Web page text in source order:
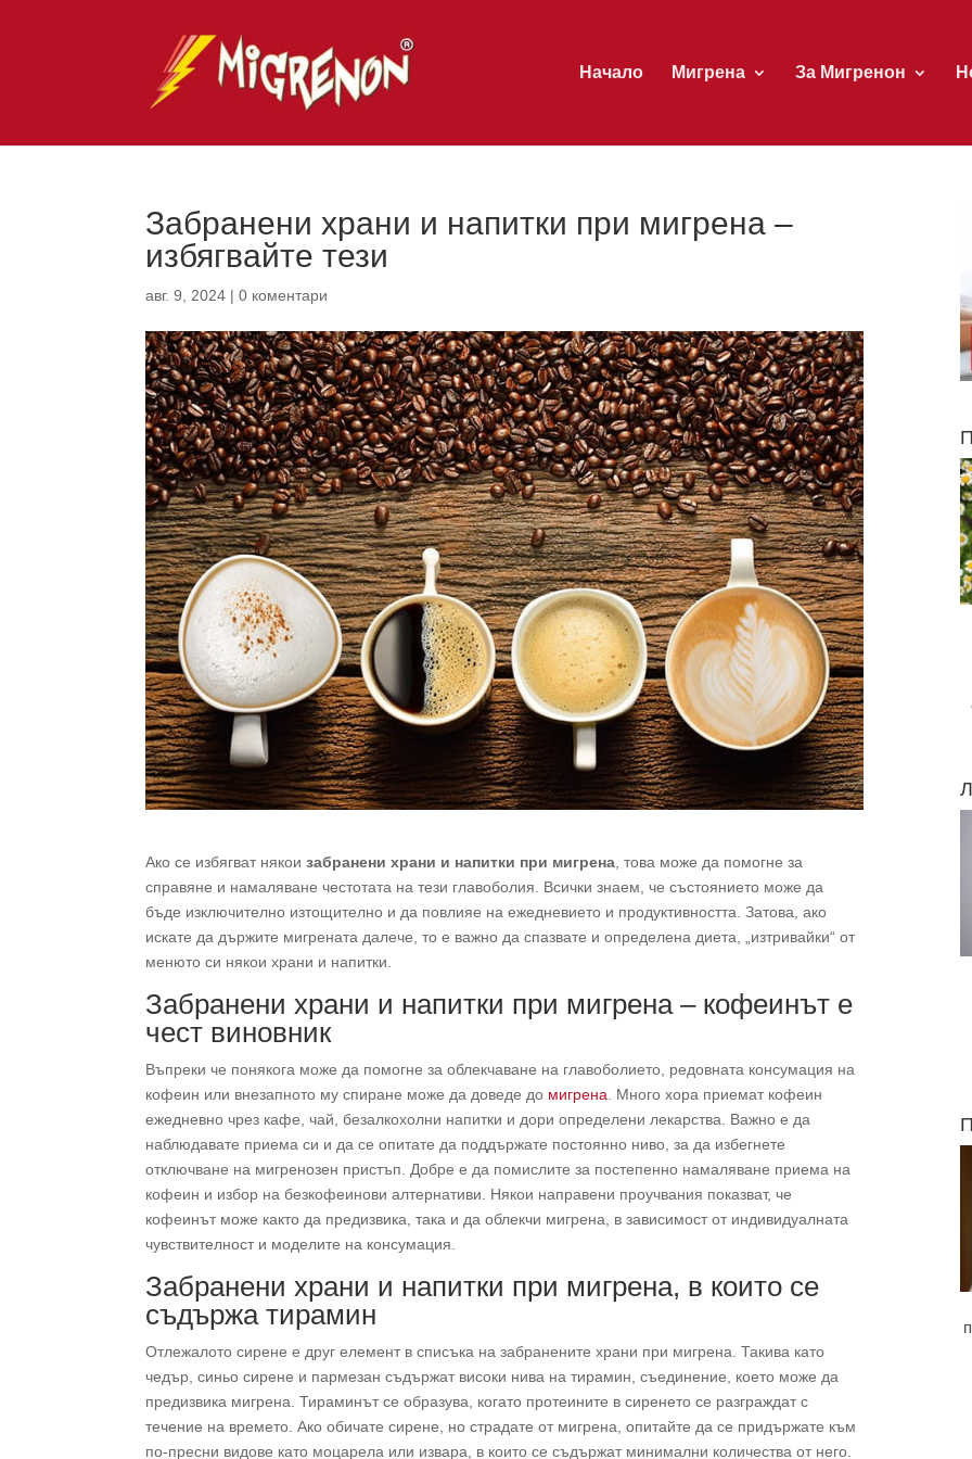
Начало Мигрена За Мигренон
Забранени храни и напитки при мигрена –
избягвайте тези
авг. 9, 2024 |0 коментари
Ако се избягват някоизабранени храни и напитки при мигрена , това може да помогне за
справяне и намаляване честотата на тези главоболия. Всички знаем, че състоянието може да
бъде изключително изтощително и да повлияе на ежедневието и продуктивността. Затова, ако
искате да държите мигрената далече, то е важно да спазвате и определена диета, „изтривайки“ от
менюто си някои храни и напитки.
Забранени храни и напитки при мигрена – кофеинът е
чест виновник
Въпреки че понякога може да помогне за облекчаване на главоболието, редовната консумация на
кофеин или внезапното му спиране може да доведе до мигрена . Много хора приемат кофеин
ежедневно чрез кафе, чай, безалкохолни напитки и дори определени лекарства. Важно е да
наблюдавате приема си и да се опитате да поддържате постоянно ниво, за да избегнете
отключване на мигренозен пристъп. Добре е да помислите за постепенно намаляване приема на
кофеин и избор на безкофеинови алтернативи. Някои направени проучвания показват, че
кофеинът може както да предизвика, така и да облекчи мигрена, в зависимост от индивидуалната
чувствителност и моделите на консумация.
Забранени храни и напитки при мигрена, в които се
съдържа тирамин
Отлежалото сирене е друг елемент в списъка на забранените храни при мигрена. Такива като
чедър, синьо сирене и пармезан съдържат високи нива на тирамин, съединение, което може да
предизвика мигрена. Тираминът се образува, когато протеините в сиренето се разграждат с
течение на времето. Ако обичате сирене, но страдате от мигрена, опитайте да се придържате към
по-пресни видове като моцарела или извара, в които се съдържат минимални количества от него.